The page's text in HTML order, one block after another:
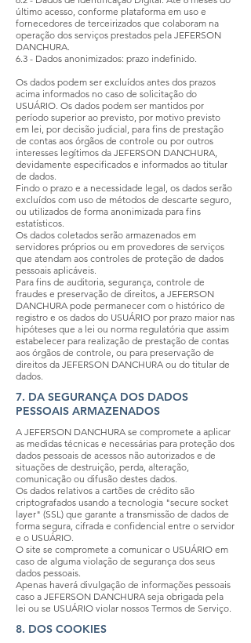
último acesso, conforme plataforma em uso e
fornecedores de terceirizados que colaboram na
operação dos serviços prestados pela JEFERSON
DANCHURA.
6.3 - Dados anonimizados: prazo indefinido.
Os dados podem ser excluídos antes dos prazos
acima informados no caso de solicitação do
USUÁRIO. Os dados podem ser mantidos por
período superior ao previsto, por motivo previsto
em lei, por decisão judicial, para fins de prestação
de contas aos órgãos de controle ou por outros
interesses legítimos da JEFERSON DANCHURA,
devidamente especificados e informados ao titular
de dados.
Findo o prazo e a necessidade legal, os dados serão
excluídos com uso de métodos de descarte seguro,
ou utilizados de forma anonimizada para fins
estatísticos.
Os dados coletados serão armazenados em
servidores próprios ou em provedores de serviços
que atendam aos controles de proteção de dados
pessoais aplicáveis.
Para fins de auditoria, segurança, controle de
fraudes e preservação de direitos, a JEFERSON
DANCHURA pode permanecer com o histórico de
registro e os dados do USUÁRIO por prazo maior nas
hipóteses que a lei ou norma regulatória que assim
estabelecer para realização de prestação de contas
aos órgãos de controle, ou para preservação de
direitos da JEFERSON DANCHURA ou do titular de
dados.
7. DA SEGURANÇA DOS DADOS
PESSOAIS ARMAZENADOS
A JEFERSON DANCHURA se compromete a aplicar
as medidas técnicas e necessárias para proteção dos
dados pessoais de acessos não autorizados e de
situações de destruição, perda, alteração,
comunicação ou difusão destes dados.
Os dados relativos a cartões de crédito são
criptografados usando a tecnologia "secure socket
layer" (SSL) que garante a transmissão de dados de
forma segura, cifrada e confidencial entre o servidor
e o USUÁRIO.
O site se compromete a comunicar o USUÁRIO em
caso de alguma violação de segurança dos seus
dados pessoais.
Apenas haverá divulgação de informações pessoais
caso a JEFERSON DANCHURA seja obrigada pela
lei ou se USUÁRIO violar nossos Termos de Serviço.
8. DOS COOKIES